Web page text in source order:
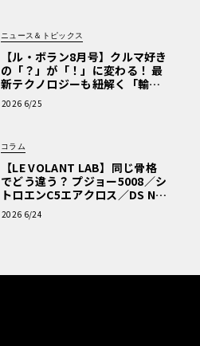
ニュース＆トピックス
【ル・ボラン8月号】クルマ好き
の「？」が「！」に変わる！ 最
新テクノロジーも紐解く「輸入
車Q&A」
2026 6/25
コラム
【LE VOLANT LAB】同じ骨格
でどう違う？ プジョー5008／シ
トロエンC5エアクロス／DS Nº4
読者一気乗りレポート
2026 6/24